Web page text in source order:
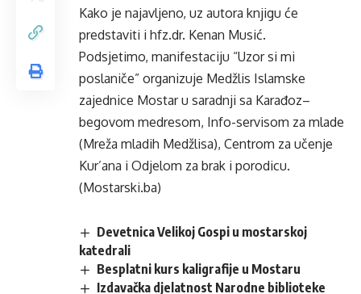
Kako je najavljeno, uz autora knjigu će
predstaviti i hfz.dr. Kenan Musić.
Podsjetimo, manifestaciju “Uzor si mi
poslaniče” organizuje Medžlis Islamske
zajednice Mostar u saradnji sa Karađoz–
begovom medresom, Info-servisom za mlade
(Mreža mladih Medžlisa), Centrom za učenje
Kur’ana i Odjelom za brak i porodicu.
(Mostarski.ba)
Devetnica Velikoj Gospi u mostarskoj
katedrali
Besplatni kurs kaligrafije u Mostaru
Izdavačka djelatnost Narodne biblioteke